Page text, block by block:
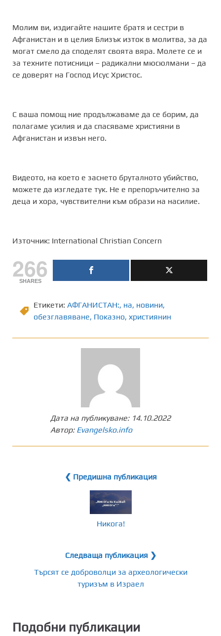
Молим ви, издигайте нашите братя и сестри в
Афганистан и в целия Близък изток в молитва, за да
могат смело да споделят своята вяра. Молете се и
за техните потисници – радикални мюсюлмани – да
се доверят на Господ Исус Христос.
С ваша помощ ние продължаваме да се борим, да
полагаме усилия и да спасяваме християни в
Афганистан и извън него.
Видеото, на което е заснето бруталното убийство,
можете да изгледате тук. Не е препоръчително за
деца и хора, чувствителни към образи на насилие.
Източник: International Christian Concern
266
SHARES
Етикети: АФГАНИСТАН:, на, новини,
обезглавяване, Показно, християнин
Дата на публикуване: 14.10.2022
Автор: Evangelsko.info
❮ Предишна публикация
Никога!
Следваща публикация ❯
Търсят се доброволци за археологически
туризъм в Израел
Подобни публикации